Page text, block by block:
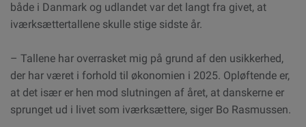
både i Danmark og udlandet var det langt fra givet, at
iværksættertallene skulle stige sidste år.
– Tallene har overrasket mig på grund af den usikkerhed,
der har været i forhold til økonomien i 2025. Opløftende er,
at det især er hen mod slutningen af året, at danskerne er
sprunget ud i livet som iværksættere, siger Bo Rasmussen.